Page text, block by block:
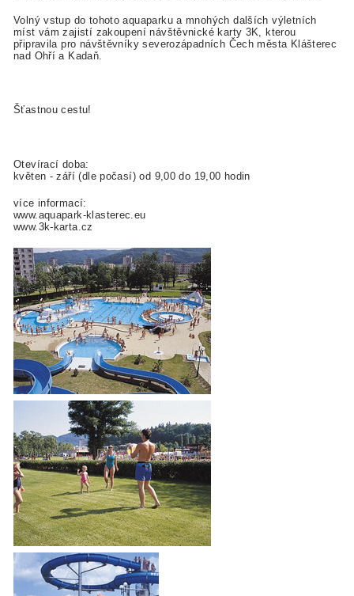
Volný vstup do tohoto aquaparku a mnohých dalších výletních
míst vám zajistí zakoupení návštěvnické karty 3K, kterou
připravila pro návštěvníky severozápadních Čech města Klášterec
nad Ohří a Kadaň.
Šťastnou cestu!
Otevírací doba:
květen - září (dle počasí) od 9,00 do 19,00 hodin
více informací:
www.aquapark-klasterec.eu
www.3k-karta.cz